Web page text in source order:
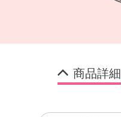
商品詳細